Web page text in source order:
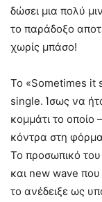
δώσει μια πολύ
το παράδοξο
χωρίς μπάσο!
Το «Sometimes it
single. Ίσως να
κομμάτι το οποίο
κόντρα στη
Το προσωπικό
και new wave
το ανέδειξε ως